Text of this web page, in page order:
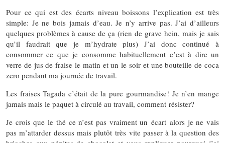
Pour ce qui est des écarts niveau boissons l’explication est très
simple: Je ne bois jamais d’eau. Je n’y arrive pas. J’ai d’ailleurs
quelques problèmes à cause de ça (rien de grave hein, mais je sais
qu’il faudrait que je m’hydrate plus) J’ai donc continué à
consommer ce que je consomme habituellement c’est à dire un
verre de jus de fraise le matin et un le soir et une bouteille de coca
zero pendant ma journée de travail.
Les fraises Tagada c’était de la pure gourmandise! Je n’en mange
jamais mais le paquet à circulé au travail, comment résister?
Je crois que le thé ce n’est pas vraiment un écart alors je ne vais
pas m’attarder dessus mais plutôt très vite passer à la question des